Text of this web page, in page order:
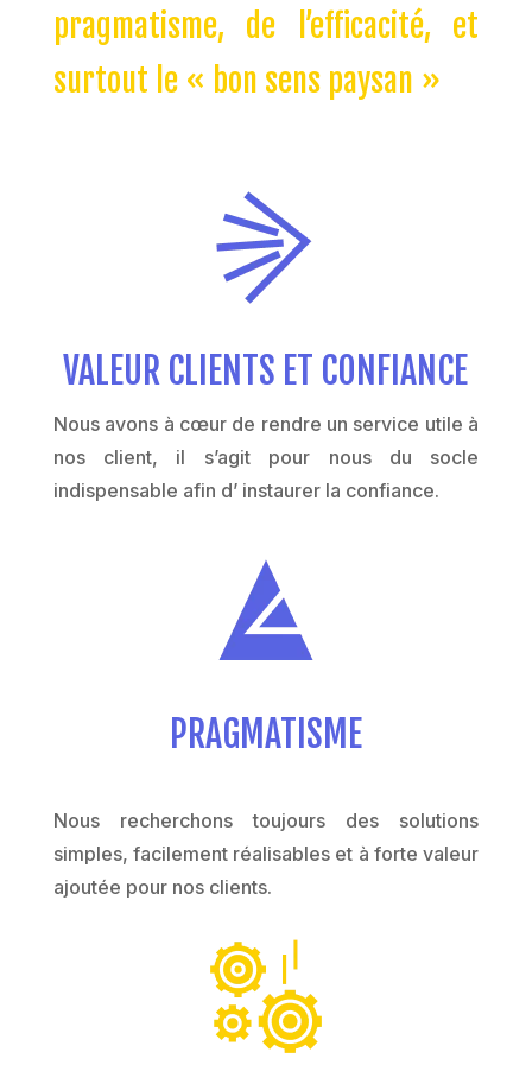
pragmatisme, de l’efficacité, et
surtout le « bon sens paysan »
VALEUR CLIENTS ET CONFIANCE
Nous avons à cœur de rendre un service utile à
nos client, il s’agit pour nous du socle
indispensable afin d’ instaurer la confiance.
PRAGMATISME
Nous recherchons toujours des solutions
simples, facilement réalisables et à forte valeur
ajoutée pour nos clients.